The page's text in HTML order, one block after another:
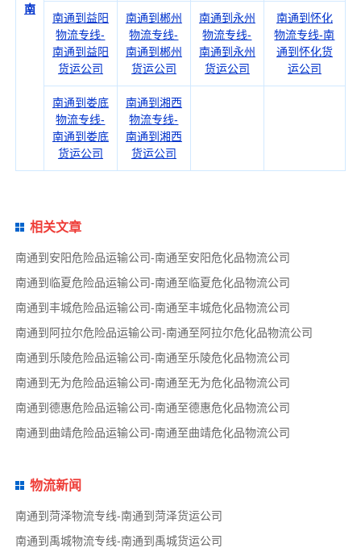
南
南通到益阳
物流专线-
南通到益阳
货运公司
南通到郴州
物流专线-
南通到郴州
货运公司
南通到永州
物流专线-
南通到永州
货运公司
南通到怀化
物流专线-南
通到怀化货
运公司
南通到娄底
物流专线-
南通到娄底
货运公司
南通到湘西
物流专线-
南通到湘西
货运公司
相关文章
南通到安阳危险品运输公司-南通至安阳危化品物流公司
南通到临夏危险品运输公司-南通至临夏危化品物流公司
南通到丰城危险品运输公司-南通至丰城危化品物流公司
南通到阿拉尔危险品运输公司-南通至阿拉尔危化品物流公司
南通到乐陵危险品运输公司-南通至乐陵危化品物流公司
南通到无为危险品运输公司-南通至无为危化品物流公司
南通到德惠危险品运输公司-南通至德惠危化品物流公司
南通到曲靖危险品运输公司-南通至曲靖危化品物流公司
物流新闻
南通到菏泽物流专线-南通到菏泽货运公司
南通到禹城物流专线-南通到禹城货运公司